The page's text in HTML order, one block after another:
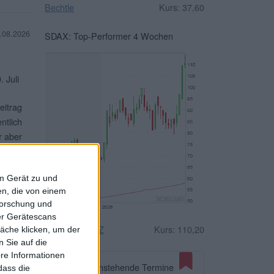
Gerät zu und
die von einem
und
Gerätescans
klicken, um der
Sie auf die
Informationen
die
Juli
aber
und
Das
Bechtle Kurs: 37,60
SDAX: Top-Performer 4 Wochen
Drägerwerk VZ Kurs: 110,20
Anstehende Termine